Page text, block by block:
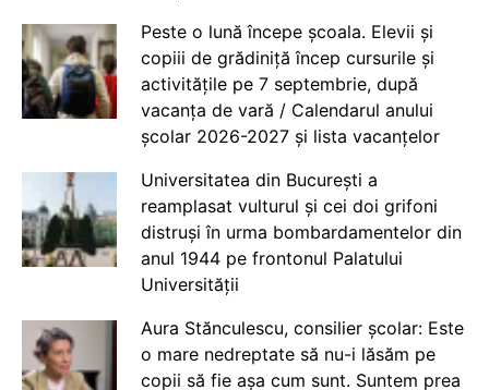
Peste o lună începe școala. Elevii și
copiii de grădiniță încep cursurile și
activitățile pe 7 septembrie, după
vacanța de vară / Calendarul anului
școlar 2026-2027 și lista vacanțelor
Universitatea din București a
reamplasat vulturul și cei doi grifoni
distruși în urma bombardamentelor din
anul 1944 pe frontonul Palatului
Universității
Aura Stănculescu, consilier școlar: Este
o mare nedreptate să nu-i lăsăm pe
copii să fie așa cum sunt. Suntem prea